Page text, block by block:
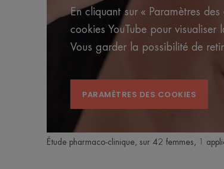
En cliquant sur « Paramètres
cookies YouTube pour visualiser
Vous garder la possibilité de
PARAMÈTRES DES COOKIES
Étude pharmaco-clinique, sur 42 femmes, 1